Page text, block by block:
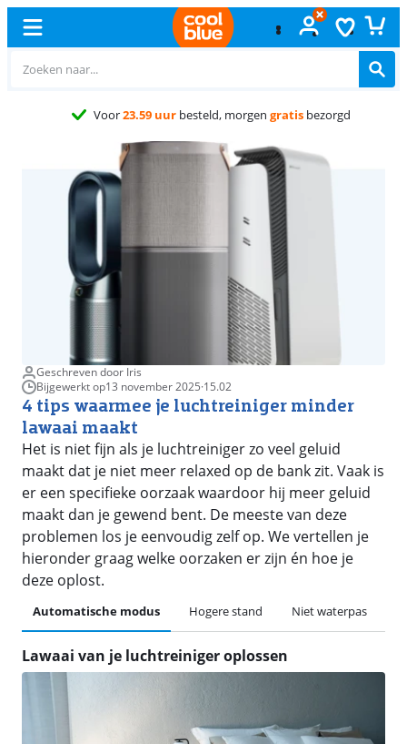
Geschreven door Iris
Bijgewerkt op13 november 2025·15.02
4 tips waarmee je luchtreiniger minder
lawaai maakt
Het is niet fijn als je luchtreiniger zo veel geluid
maakt dat je niet meer relaxed op de bank zit. Vaak is
er een specifieke oorzaak waardoor hij meer geluid
maakt dan je gewend bent. De meeste van deze
problemen los je eenvoudig zelf op. We vertellen je
hieronder graag welke oorzaken er zijn én hoe je
deze oplost.
Automatische modus Hogere stand Niet waterpas
Lawaai van je luchtreiniger oplossen